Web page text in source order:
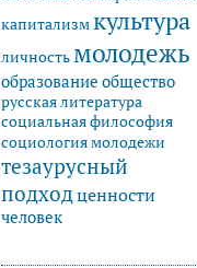
капитализм культура
личностьмолодежь
образование общество
русская литература
социальная философия
социология молодежи
тезаурусный
подходценности
человек